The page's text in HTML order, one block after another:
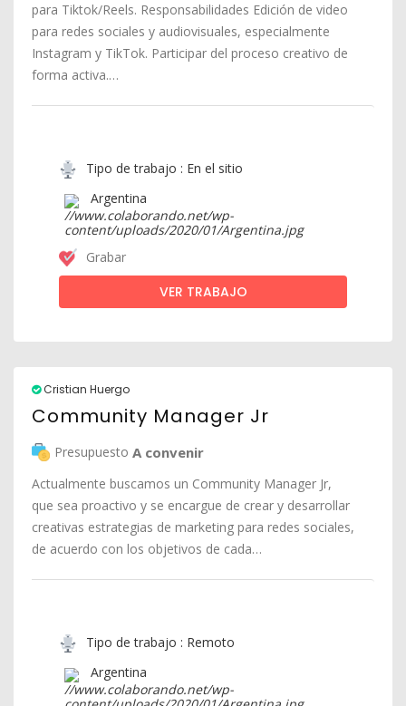
para Tiktok/Reels. Responsabilidades Edición de video
para redes sociales y audiovisuales, especialmente
Instagram y TikTok. Participar del proceso creativo de
forma activa.…
Tipo de trabajo : En el sitio
Argentina
Grabar
VER TRABAJO
Cristian Huergo
Community Manager Jr
Presupuesto A convenir
Actualmente buscamos un Community Manager Jr,
que sea proactivo y se encargue de crear y desarrollar
creativas estrategias de marketing para redes sociales,
de acuerdo con los objetivos de cada…
Tipo de trabajo : Remoto
Argentina